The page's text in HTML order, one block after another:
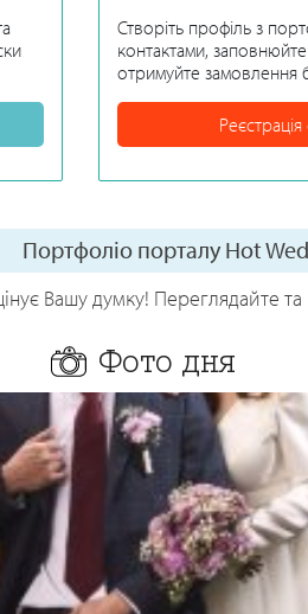
Створіть профіль з
контактами,
отримуйте замовлення
Реєстрація
Портфоліо порталу Hot
Вашу думку! Переглядайте та
Фото дня